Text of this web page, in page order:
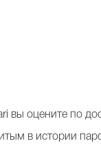
вы оцените по
в истории